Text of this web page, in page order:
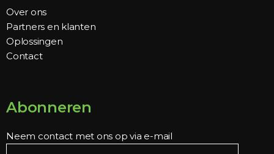
Over ons
Partners en klanten
Oplossingen
Contact
Abonneren
Neem contact met ons op via e-mail